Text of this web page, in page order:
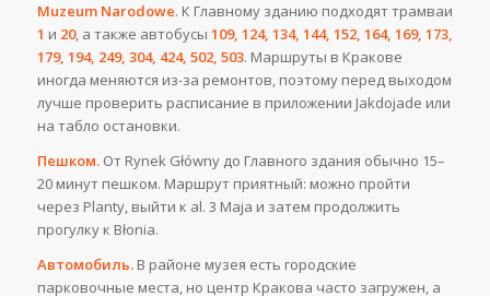
Muzeum Narodowe. К Главному зданию подходят трамваи
1 и 20, а также автобусы 109, 124, 134, 144, 152, 164, 169, 173,
179, 194, 249, 304, 424, 502, 503. Маршруты в Кракове
иногда меняются из-за ремонтов, поэтому перед выходом
лучше проверить расписание в приложении Jakdojade или
на табло остановки.
Пешком.От Rynek Główny до Главного здания обычно 15–
20 минут пешком. Маршрут приятный: можно пройти
через Planty, выйти к al. 3 Maja и затем продолжить
прогулку к Błonia.
Автомобиль.В районе музея есть городские
парковочные места, но центр Кракова часто загружен, а